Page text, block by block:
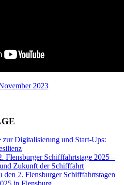
2023
zur Digitalisierung und Start-Ups:
Flensburger Schifffahrtstage 2025 –
Zukunft der Schifffahrt
2. Flensburger Schifffahrtstagen